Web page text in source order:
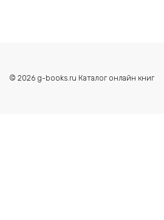
© 2026 g-books.ru Каталог онлайн книг